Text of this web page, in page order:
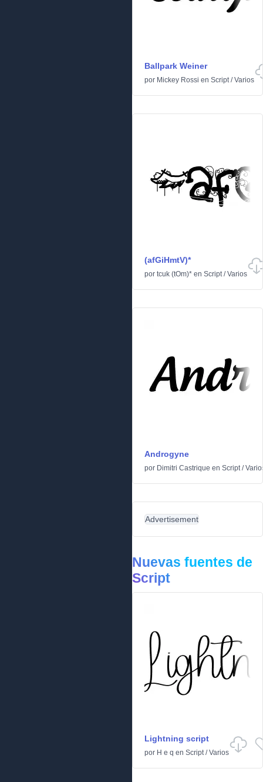
Ballpark Weiner
por Mickey Rossi en Script/Varios
(afGiHmtV)*
por tcuk (tOm)* en Script/Varios
Androgyne
por Dimitri Castrique en Script/
Advertisement
Nuevas fuentes de
Script
Lightning script
por H e q en Script/Varios